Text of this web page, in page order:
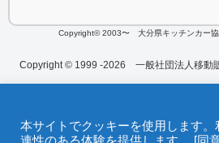
Copyright© 2003〜 大分県キッチンカー協
Copyright © 1999 -2026 一般社団法人移動
本サイトでクッキーを使用します。